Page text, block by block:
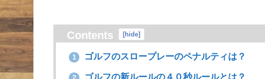
Contents [hide]
1 ゴルフのスロープレーのペナルティは？
2 ゴルフの新ルールの４０秒ルールとは？